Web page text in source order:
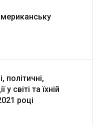
політичні,
світі та їхній
році